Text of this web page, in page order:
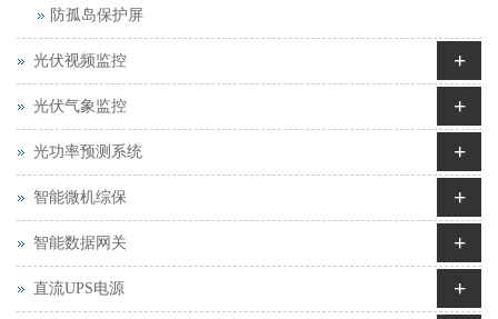
防孤岛保护屏
光伏视频监控 +
光伏气象监控 +
光功率预测系统 +
智能微机综保 +
智能数据网关 +
直流UPS电源 +